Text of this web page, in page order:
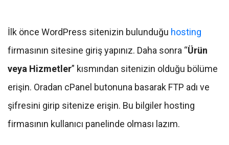
İlk önce WordPress sitenizin bulunduğu hosting
firmasının sitesine giriş yapınız. Daha sonra “Ürün
veya Hizmetler” kısmından sitenizin olduğu bölüme
erişin. Oradan cPanel butonuna basarak FTP adı ve
şifresini girip sitenize erişin. Bu bilgiler hosting
firmasının kullanıcı panelinde olması lazım.